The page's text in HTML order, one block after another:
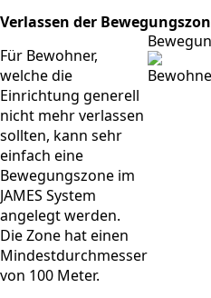
Verlassen der
Für Bewohner,
welche die
Einrichtung generell
nicht mehr verlassen
sollten, kann sehr
einfach eine
Bewegungszone im
JAMES System
angelegt werden.
Die Zone hat einen
Mindestdurchmesser
von 100 Meter.